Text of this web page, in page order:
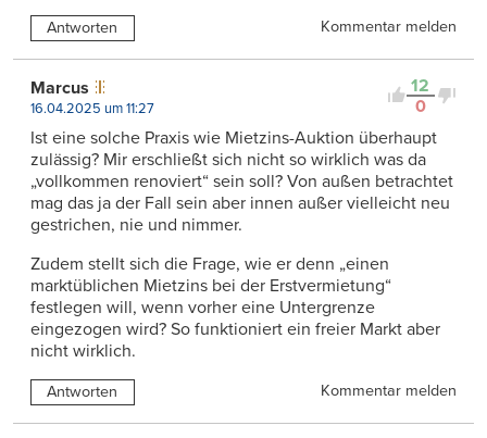
Antworten Kommentar melden
12
0
Marcus
16.04.2025 um 11:27
Ist eine solche Praxis wie Mietzins-Auktion überhaupt
zulässig? Mir erschließt sich nicht so wirklich was da
„vollkommen renoviert“ sein soll? Von außen betrachtet
mag das ja der Fall sein aber innen außer vielleicht neu
gestrichen, nie und nimmer.
Zudem stellt sich die Frage, wie er denn „einen
marktüblichen Mietzins bei der Erstvermietung“
festlegen will, wenn vorher eine Untergrenze
eingezogen wird? So funktioniert ein freier Markt aber
nicht wirklich.
Antworten Kommentar melden